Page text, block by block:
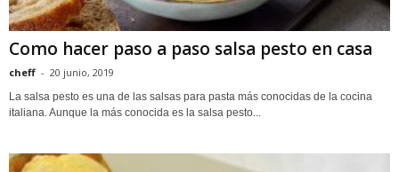
Como hacer paso a paso salsa pesto en casa
cheff - 20 junio, 2019
La salsa pesto es una de las salsas para pasta más conocidas de la cocina
italiana. Aunque la más conocida es la salsa pesto...